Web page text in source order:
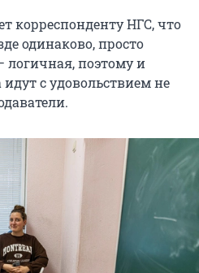
корреспонденту НГС, что
одинаково, просто
логичная, поэтому и
с удовольствием не